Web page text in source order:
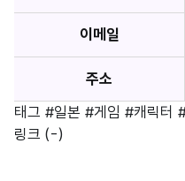
이메일
주소
태그 #일본 #게임 #캐릭터
링크 (-)